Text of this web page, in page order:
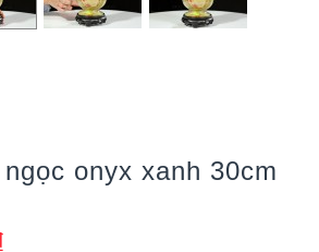
onyx xanh 30cm